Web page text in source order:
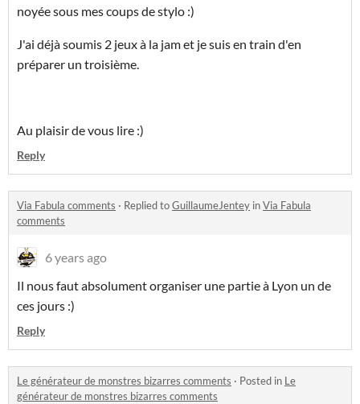
noyée sous mes coups de stylo :)
J'ai déjà soumis 2 jeux à la jam et je suis en train d'en
préparer un troisième.
Au plaisir de vous lire :)
Reply
Via Fabula comments · Replied toGuillaumeJentey inVia Fabula
comments
6 years ago
Il nous faut absolument organiser une partie à Lyon un de
ces jours :)
Reply
Le générateur de monstres bizarres comments · Posted in Le
générateur de monstres bizarres comments